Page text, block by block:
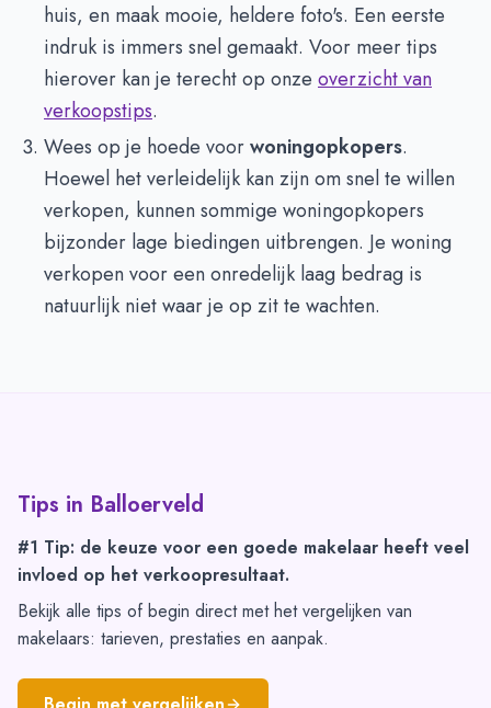
huis, en maak mooie, heldere foto's. Een eerste
indruk is immers snel gemaakt. Voor meer tips
hierover kan je terecht op onze overzicht van
verkoopstips.
Wees op je hoede voorwoningopkopers.
Hoewel het verleidelijk kan zijn om snel te willen
verkopen, kunnen sommige woningopkopers
bijzonder lage biedingen uitbrengen. Je woning
verkopen voor een onredelijk laag bedrag is
natuurlijk niet waar je op zit te wachten.
Tips in Balloerveld
#1 Tip: de keuze voor een goede makelaar heeft veel
invloed op het verkoopresultaat.
Bekijk alle tips of begin direct met het vergelijken van
makelaars: tarieven, prestaties en aanpak.